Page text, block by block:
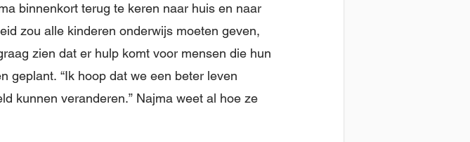
binnenkort terug te keren naar huis en naar
zou alle kinderen onderwijs moeten geven,
zien dat er hulp komt voor mensen die hun
geplant. “Ik hoop dat we een beter leven
kunnen veranderen.” Najma weet al hoe ze